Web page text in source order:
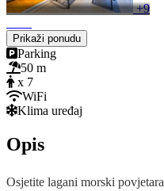
+9
Prikaži ponudu
Parking
50 m
x 7
WiFi
Klima uređaj
Opis
Osjetite lagani morski